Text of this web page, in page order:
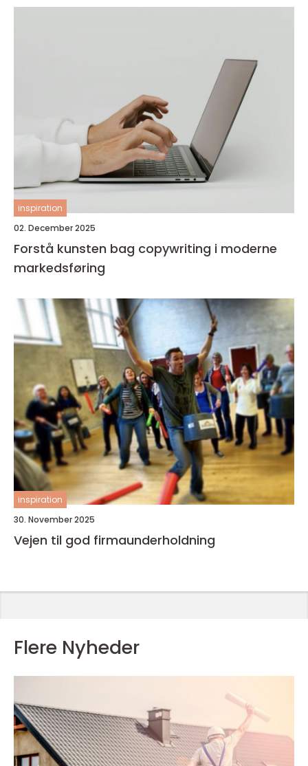
inspiration
02. December 2025
Forstå kunsten bag copywriting i moderne
markedsføring
inspiration
30. November 2025
Vejen til god firmaunderholdning
Flere Nyheder